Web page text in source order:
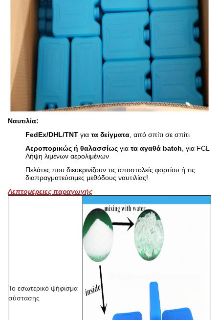
Ναυτιλία:
FedEx/DHL/TNT για τα δείγματα , από σπίτι σε σπίτι
Αεροπορικώς ή θαλασσίως για τα αγαθά batch , για FCL
Λήψη λιμένων αερολιμένων
Πελάτες που διευκρινίζουν τις αποστολείς φορτίου ή τις
διαπραγματεύσιμες μεθόδους ναυτιλίας!
Λεπτομέρειες παραγωγής
Το εσωτερικό ψήφισμα
σύστασης